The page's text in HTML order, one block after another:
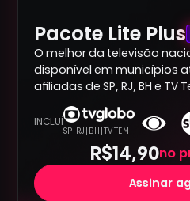
Pacote Lite Plus
O melhor da televisão
disponível em municípios
afiliadas de SP, RJ, BH e TV
INCLUÍ
SP | RJ | BH | TV TEM
R$14,90no
Assinar